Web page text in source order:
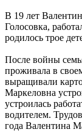
В 19 лет
Голосовка,
родилось трое
После войны
проживала в
выращивали
Маркеловна
устроилась
водителем.
года Валентина